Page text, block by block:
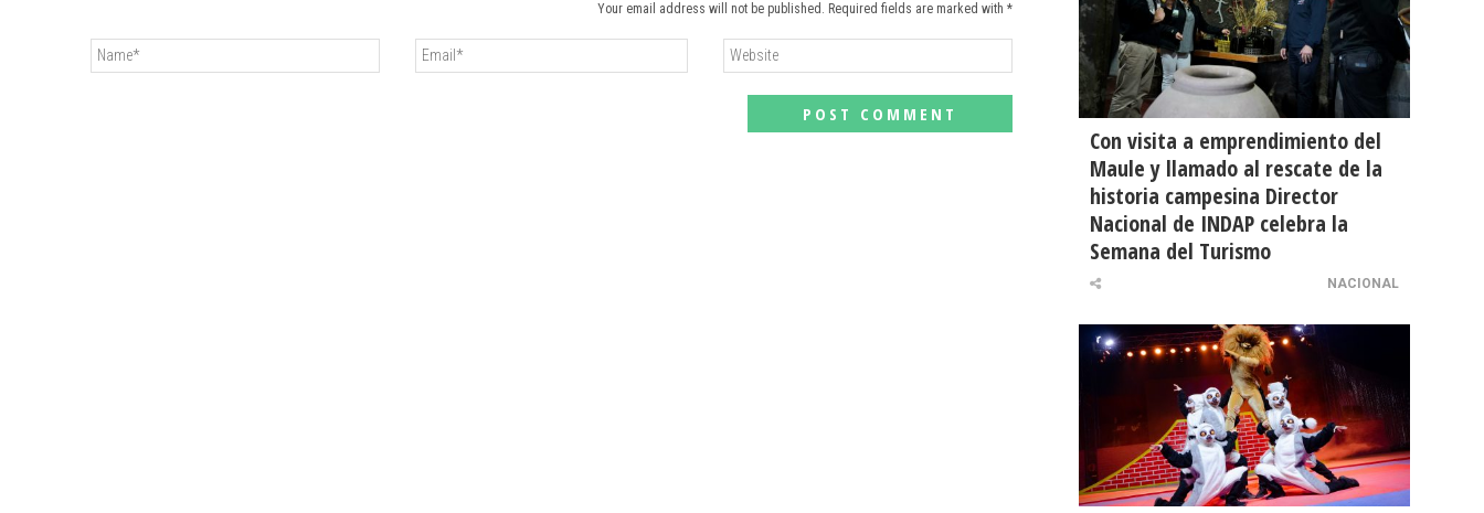
Your email address will not be published. Required fields are marked with *
Con visita a emprendimiento del
Maule y llamado al rescate de la
historia campesina Director
Nacional de INDAP celebra la
Semana del Turismo
NACIONAL